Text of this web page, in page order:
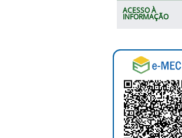
ACESSO À
INFORMAÇÃO